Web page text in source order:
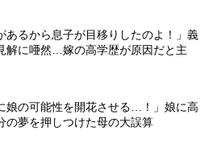
あるから息子が目移りしたのよ！」義
解に唖然…嫁の高学歴が原因だと主
娘の可能性を開花させる…！」娘に高
の夢を押しつけた母の大誤算